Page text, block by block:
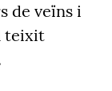
de veïns i
teixit